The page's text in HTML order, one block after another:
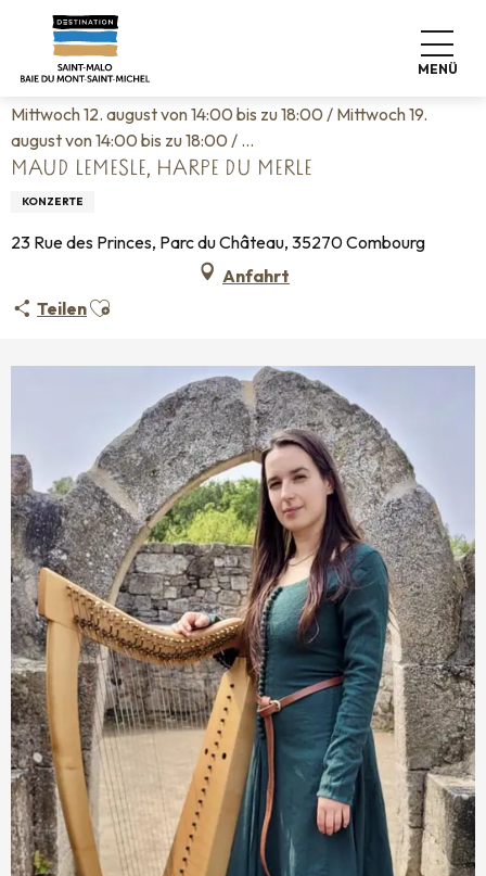
contenu
MENÜ
Startseite
Veranstaltungskalender
Maud Lemesle, Harpe du Merle
Mittwoch 12. august von 14:00 bis zu 18:00 / Mittwoch 19.
august von 14:00 bis zu 18:00 / ...
MAUD LEMESLE, HARPE DU MERLE
KONZERTE
23 Rue des Princes, Parc du Château, 35270 Combourg
Anfahrt
TeilenAjouter aux favoris